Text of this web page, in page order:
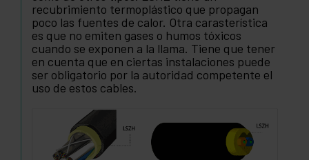
recubrimiento termoplástico que propagan
poco las fuentes de calor. Otra carasterística
es que no emiten gases o humos tóxicos
cuando se exponen a la llama. Tiene que tener
en cuenta que en ciertas instalaciones puede
ser obligatorio por la autoridad competente el
uso de estos cables.